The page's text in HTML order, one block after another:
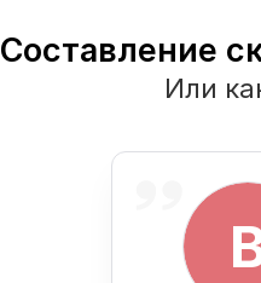
Составление
Или